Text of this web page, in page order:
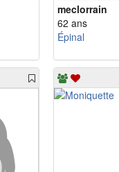
meclorrain
62 ans
Épinal